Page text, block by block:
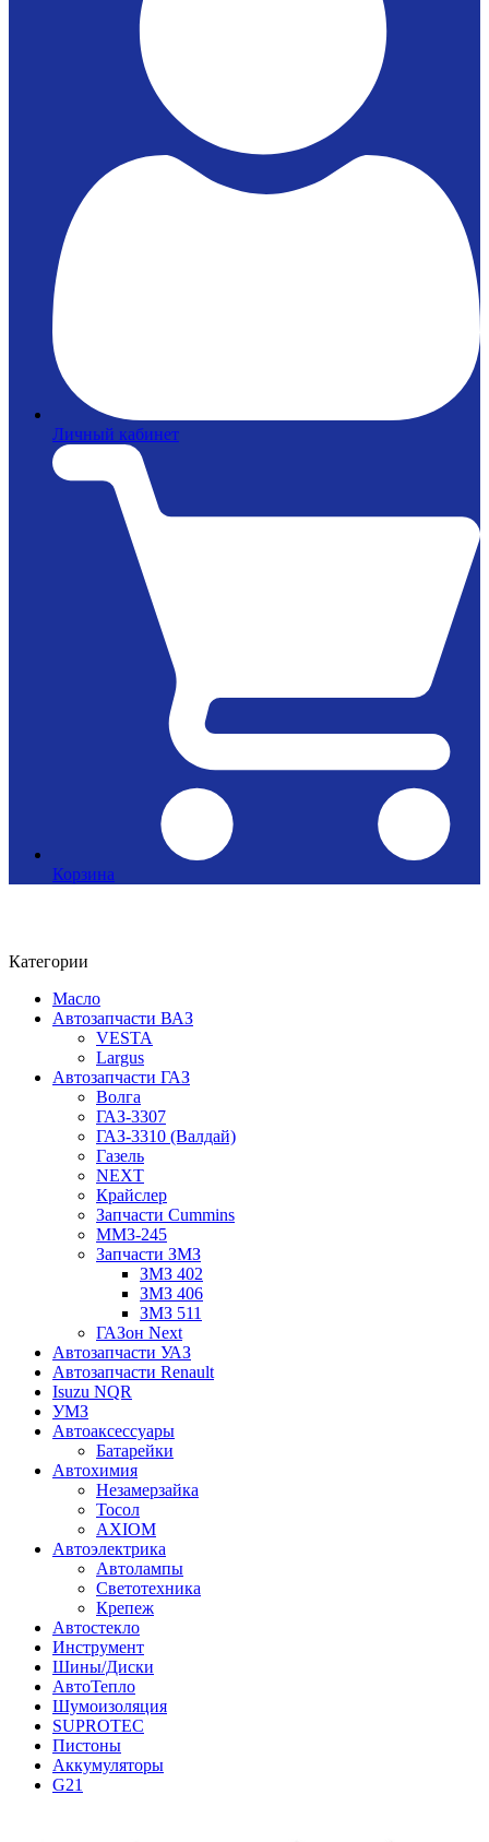
Личный кабинет
Корзина
Категории
Масло
Автозапчасти ВАЗ
VESTA
Largus
Автозапчасти ГАЗ
Волга
ГАЗ-3307
ГАЗ-3310 (Валдай)
Газель
NEXT
Крайслер
Запчасти Cummins
ММЗ-245
Запчасти ЗМЗ
ЗМЗ 402
ЗМЗ 406
ЗМЗ 511
ГАЗон Next
Автозапчасти УАЗ
Автозапчасти Renault
Isuzu NQR
УМЗ
Автоаксессуары
Батарейки
Автохимия
Незамерзайка
Тосол
AXIOM
Автоэлектрика
Автолампы
Светотехника
Крепеж
Автостекло
Инструмент
Шины/Диски
АвтоТепло
Шумоизоляция
SUPROTEC
Пистоны
Аккумуляторы
G21